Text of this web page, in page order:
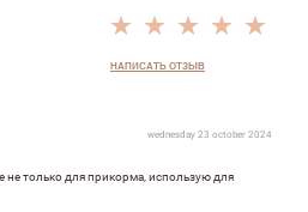
НАПИСАТЬ ОТЗЫВ
wednesday 23 october 2024
не только для прикорма, использую для